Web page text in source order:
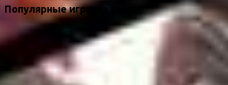
Популярные игры на сайте